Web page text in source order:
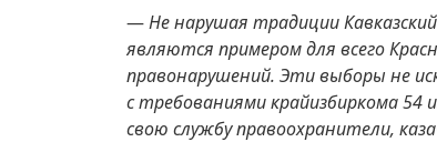
—Не нарушая традиции
являются примером для всего
правонарушений. Эти выборы не
с требованиями крайизбиркома 54
свою службу правоохранители,